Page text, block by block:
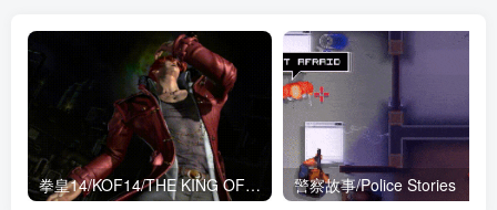
拳皇14/KOF14/THE KING OF FIGHTERS XIV（v2025年终极收藏版） 警察故事/Police Stories